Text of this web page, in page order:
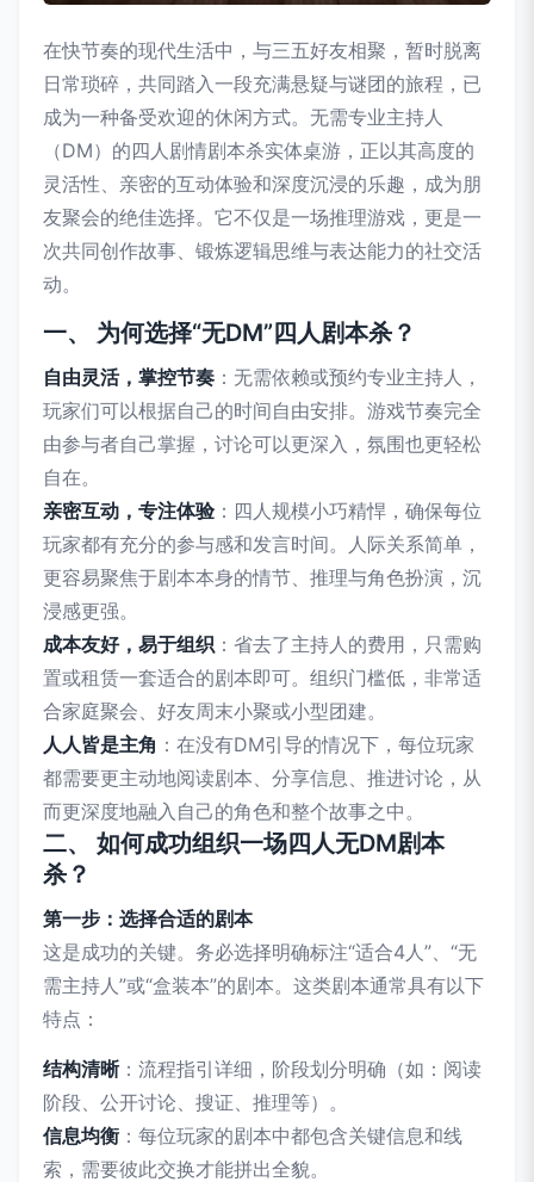
在快节奏的现代生活中，与三五好友相聚，暂时脱离
日常琐碎，共同踏入一段充满悬疑与谜团的旅程，已
成为一种备受欢迎的休闲方式。无需专业主持人
（DM）的四人剧情剧本杀实体桌游，正以其高度的
灵活性、亲密的互动体验和深度沉浸的乐趣，成为朋
友聚会的绝佳选择。它不仅是一场推理游戏，更是一
次共同创作故事、锻炼逻辑思维与表达能力的社交活
动。
一、 为何选择“无DM”四人剧本杀？
自由灵活，掌控节奏 ：无需依赖或预约专业主持人，
玩家们可以根据自己的时间自由安排。游戏节奏完全
由参与者自己掌握，讨论可以更深入，氛围也更轻松
自在。
亲密互动，专注体验：四人规模小巧精悍，确保每位
玩家都有充分的参与感和发言时间。人际关系简单，
更容易聚焦于剧本本身的情节、推理与角色扮演，沉
浸感更强。
成本友好，易于组织 ：省去了主持人的费用，只需购
置或租赁一套适合的剧本即可。组织门槛低，非常适
合家庭聚会、好友周末小聚或小型团建。
人人皆是主角 ：在没有DM引导的情况下，每位玩家
都需要更主动地阅读剧本、分享信息、推进讨论，从
而更深度地融入自己的角色和整个故事之中。
二、 如何成功组织一场四人无DM剧本
杀？
第一步：选择合适的剧本
这是成功的关键。务必选择明确标注“适合4人”、“无
需主持人”或“盒装本”的剧本。这类剧本通常具有以下
特点：
结构清晰：流程指引详细，阶段划分明确（如：阅读
阶段、公开讨论、搜证、推理等）。
信息均衡 ：每位玩家的剧本中都包含关键信息和线
索，需要彼此交换才能拼出全貌。